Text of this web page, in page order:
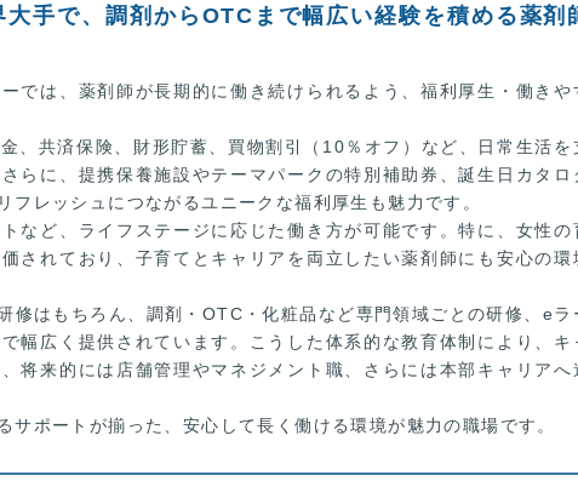
手で、調剤からOTCまで幅広い経験を積める薬剤
では、薬剤師が長期的に働き続けられるよう、福利厚生・働きや
、共済保険、財形貯蓄、買物割引（10％オフ）など、日常生活を
らに、提携保養施設やテーマパークの特別補助券、誕生日カタロ
フレッシュにつながるユニークな福利厚生も魅力です。
など、ライフステージに応じた働き方が可能です。特に、女性の
されており、子育てとキャリアを両立したい薬剤師にも安心の環
修はもちろん、調剤・OTC・化粧品など専門領域ごとの研修、eラ
幅広く提供されています。こうした体系的な教育体制により、キ
将来的には店舗管理やマネジメント職、さらには本部キャリアへ
サポートが揃った、安心して長く働ける環境が魅力の職場です。